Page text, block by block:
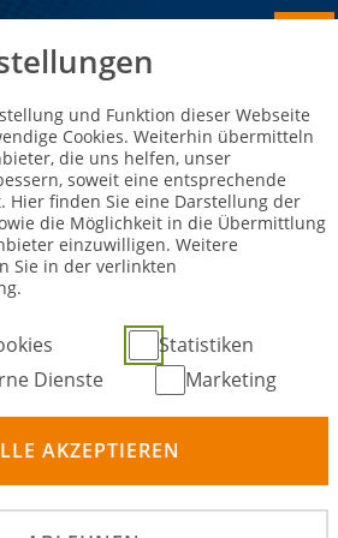
WITTGENBORN
Wittgenborn
17. Mai 2025
Frankfurt am Main
SuperMoto
Internationaler
und Funktion dieser Webseite
Cookies. Weiterhin übermitteln
die uns helfen, unser
soweit eine entsprechende
Hier finden Sie eine Darstellung der
die Möglichkeit in die Übermittlung
einzuwilligen. Weitere
Sie in der verlinkten
Statistiken
Dienste
Marketing
AKZEPTIEREN